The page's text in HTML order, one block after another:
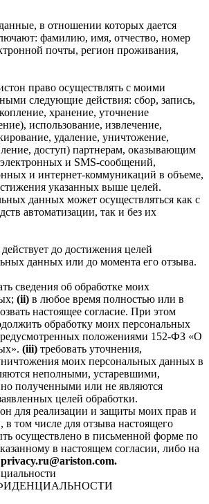
в отношении которых дается
фамилию, имя, отчество, номер
почты, регион проживания,
право осуществлять с моими
следующие действия: сбор, запись,
хранение, уточнение
использование, извлечение,
удаление, уничтожение,
доступ) партнерам, оказывающим
и SMS‑сообщений,
и интернет‑коммуникаций в объеме,
указанных выше целей.
данных может осуществляться как с
автоматизации, так и без их
до достижения целей
данных или до момента его отзыва.
сведения об обработке моих
(ii) в любое время полностью или в
настоящее согласие. При этом
обработку моих персональных
положениями 152-ФЗ «О
(iii) требовать уточнения,
моих персональных данных в
неполными, устаревшими,
полученными или не являются
целей обработки.
для реализации и защиты моих прав и
в том числе для отзыва настоящего
осуществлено в письменной форме по
в настоящем согласии, либо на
privacy.ru@ariston.com.